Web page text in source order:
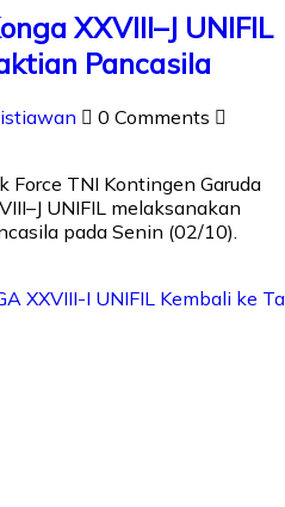
XXVIII–J UNIFIL
Pancasila
0 Comments
Force TNI Kontingen Garuda
UNIFIL melaksanakan
pada Senin (02/10).